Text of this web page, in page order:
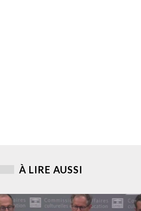
À LIRE AUSSI